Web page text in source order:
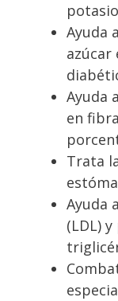
Ayuda
azúcar
Ayuda
en
Trata
Ayuda
(LDL)